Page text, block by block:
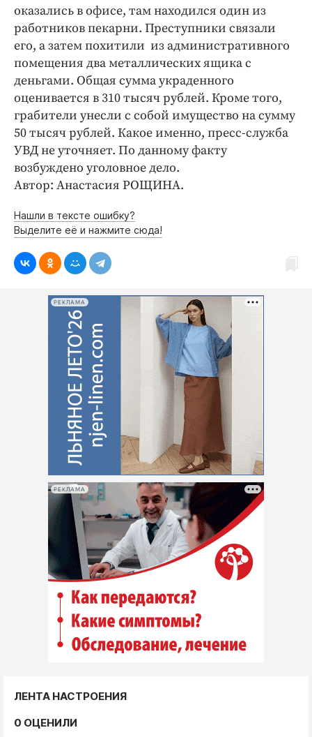
ПРОЕКТЫ
Блоги
Издания
Медиаперсона
Интересное чтиво
Клиника года
Бренд года
Работодатель года
оказались в офисе, там находился один из
работников пекарни. Преступники связали
его, а затем похитили из административного
помещения два металлических ящика с
деньгами. Общая сумма украденного
оценивается в 310 тысяч рублей. Кроме того,
грабители унесли с собой имущество на сумму
50 тысяч рублей. Какое именно, пресс-служба
УВД не уточняет. По данному факту
возбуждено уголовное дело.
Автор: Анастасия РОЩИНА.
Нашли в тексте ошибку?
Выделите её и нажмите сюда!
РЕКЛАМА
РЕКЛАМА
ЛЕНТА НАСТРОЕНИЯ
0 ОЦЕНИЛИ